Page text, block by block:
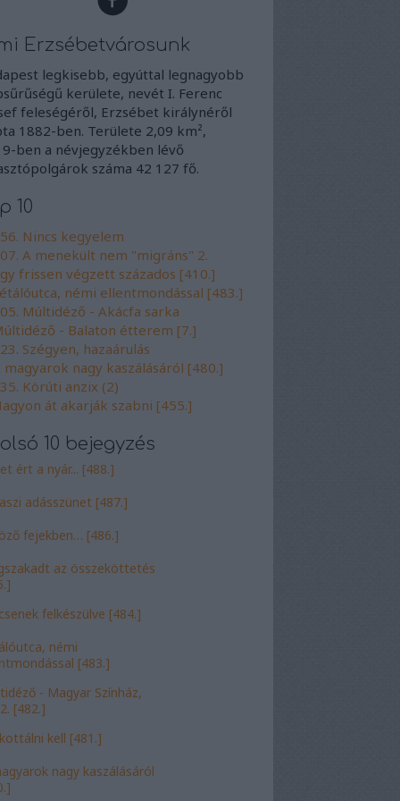
Erzsébetvárosunk
legkisebb, egyúttal legnagyobb
kerülete, nevét I. Ferenc
feleségéről, Erzsébet királynéről
1882-ben. Területe 2,09 km²,
ben a névjegyzékben lévő
száma 42 127 fő.
10
Nincs kegyelem
A menekült nem "migráns" 2.
frissen végzett százados [410.]
némi ellentmondással [483.]
Múltidéző - Akácfa sarka
- Balaton étterem [7.]
Szégyen, hazaárulás
magyarok nagy kaszálásáról [480.]
Körúti anzix (2)
át akarják szabni [455.]
10 bejegyzés
ért a nyár... [488.]
adásszünet [487.]
fejekben… [486.]
az összeköttetés
felkészülve [484.]
némi
[483.]
- Magyar Színház,
[482.]
kell [481.]
nagy kaszálásáról